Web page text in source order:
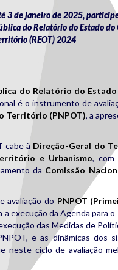
3 de janeiro de 2025,
do Relatório do Estado
(REOT) 2024
do Relatório do
é o instrumento de
Território (PNPOT), a
cabe à Direção-Geral do
e Urbanismo, com
da Comissão
avaliação do PNPOT
a execução da Agenda para
das Medidas de
e as dinâmicas dos
ciclo de avaliação